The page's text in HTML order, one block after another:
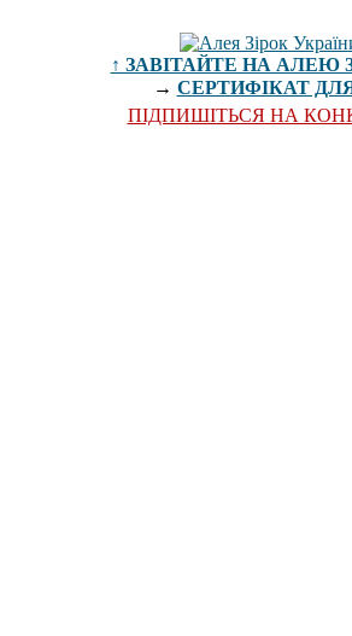
↑ ЗАВІТАЙТЕ НА АЛЕЮ
→ СЕРТИФІКАТ
ПІДПИШІТЬСЯ НА